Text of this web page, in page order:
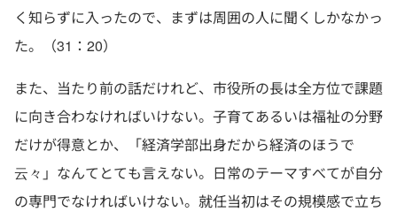
く知らずに入ったので、まずは周囲の人に聞くしかなかっ
た。（31：20）
また、当たり前の話だけれど、市役所の長は全方位で課題
に向き合わなければいけない。子育てあるいは福祉の分野
だけが得意とか、「経済学部出身だから経済のほうで
云々」なんてとても言えない。日常のテーマすべてが自分
の専門でなければいけない。就任当初はその規模感で立ち